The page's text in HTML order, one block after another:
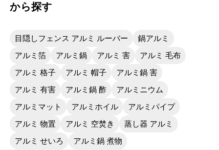
から探す
目隠しフェンス アルミ ルーバー 鍋アルミ
アルミ箔 アルミ鍋 アルミ 害 アルミ 毛布
アルミ 格子 アルミ 帽子 アルミ鍋 害
アルミ 有害 アルミ鍋 酢 アルミニウム
アルミマット アルミホイル アルミパイプ
アルミ 物置 アルミ 空焚き 蒸し器 アルミ
アルミ せいろ アルミ鍋 煮物